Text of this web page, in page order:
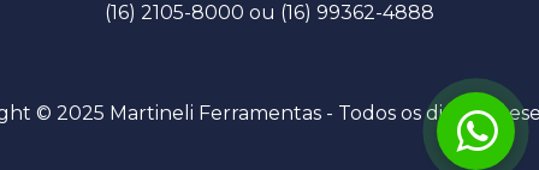
(16) 2105-8000 ou (16) 99362-4888
© 2025 Martineli Ferramentas - Todos os direitos